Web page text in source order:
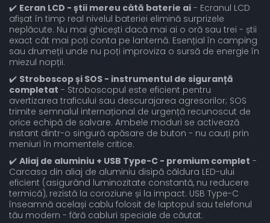
✔️ Ecran LCD - știi mereu câtă baterie ai - Ecranul LCD
afișat în timp real nivelul bateriei elimină surprizele
neplăcute. Nu mai ghicești dacă mai ai o oră sau trei - știi
exact cât mai poți conta pe lanternă. Esențial în camping
sau drumeții unde nu poți improviza o sursă de energie în
miezul nopții.
✔️ Stroboscop și SOS - instrumentul de siguranță
completat - Stroboscopul este eficient pentru
avertizarea traficului sau descurajarea agresorilor; SOS
trimite semnalul internațional de urgență recunoscut de
orice echipă de salvare. Ambele moduri se activează
instant dintr-o singură apăsare de buton - nu cauți prin
meniuri în momentele critice.
✔️ Aliaj de aluminiu + USB Type-C - premium complet -
Carcasa din aliaj de aluminiu disipă căldura LED-ului
eficient (asigurând luminozitate constantă, nu reducere
termică), rezistă la coroziune și la impact. USB Type-C
înseamnă același cablu folosit de laptopul sau telefonul
tău modern - fără cabluri speciale de căutat.